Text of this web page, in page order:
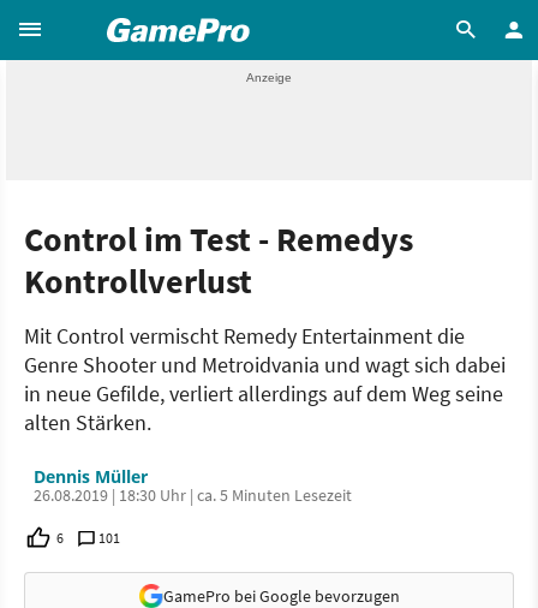
Control im Test - Remedys
Kontrollverlust
Mit Control vermischt Remedy Entertainment die
Genre Shooter und Metroidvania und wagt sich dabei
in neue Gefilde, verliert allerdings auf dem Weg seine
alten Stärken.
Dennis Müller
26.08.2019 | 18:30 Uhr | ca. 5 Minuten Lesezeit
6 101
GamePro bei Google bevorzugen